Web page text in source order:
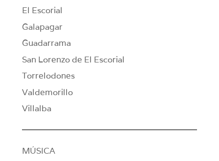
El Escorial
Galapagar
Guadarrama
San Lorenzo de El Escorial
Torrelodones
Valdemorillo
Villalba
MÚSICA